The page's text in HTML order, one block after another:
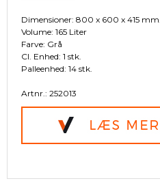
Dimensioner: 800 x 600 x 415 mm.
Volume: 165 Liter
Farve: Grå
Cl. Enhed: 1 stk.
Palleenhed: 14 stk.
Artnr.: 252013